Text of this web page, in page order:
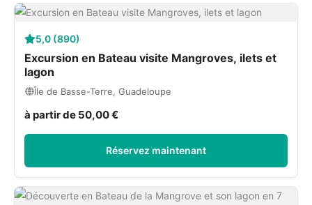
5,0 (890)
Excursion en Bateau visite Mangroves, ilets et
lagon
Île de Basse-Terre, Guadeloupe
à partir de 50,00 €
Réservez maintenant